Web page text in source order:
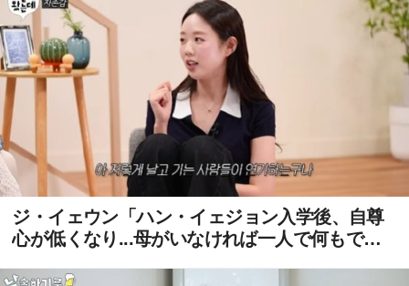
ジ・イェウン「ハン・イェジョン入学後、自尊
心が低くなり...母がいなければ一人で何もでき